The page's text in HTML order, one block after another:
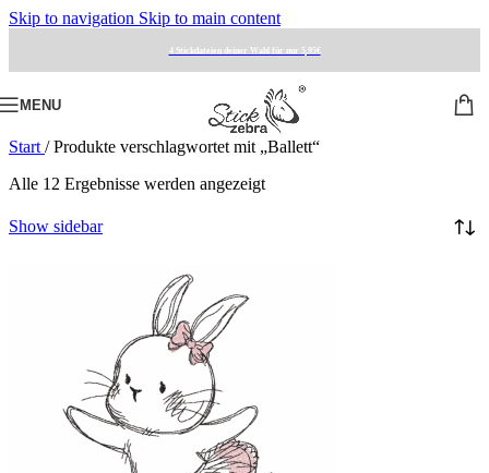
Skip to navigation Skip to main content
4 Stickdateien deiner Wahl für nur 5,95€
MENU
Start / Produkte verschlagwortet mit „Ballett“
Alle 12 Ergebnisse werden angezeigt
Show sidebar